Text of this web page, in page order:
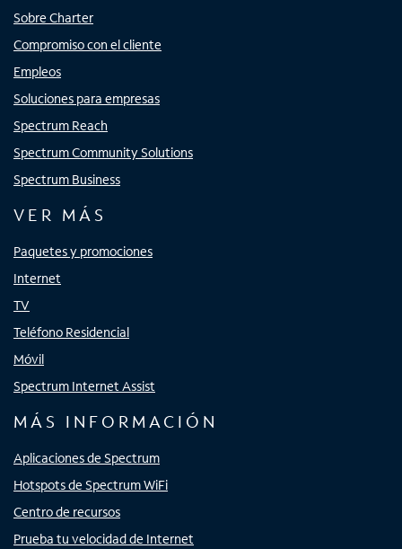
Sobre Charter
Compromiso con el cliente
Empleos
Soluciones para empresas
Spectrum Reach
Spectrum Community Solutions
Spectrum Business
VER MÁS
Paquetes y promociones
Internet
TV
Teléfono Residencial
Móvil
Spectrum Internet Assist
MÁS INFORMACIÓN
Aplicaciones de Spectrum
Hotspots de Spectrum WiFi
Centro de recursos
Prueba tu velocidad de Internet